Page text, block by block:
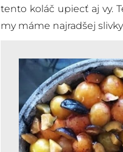
tento koláč upiecť aj vy.
my máme najradšej